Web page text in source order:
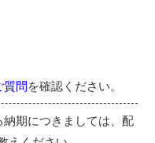
質問を確認ください。
期につきましては、配